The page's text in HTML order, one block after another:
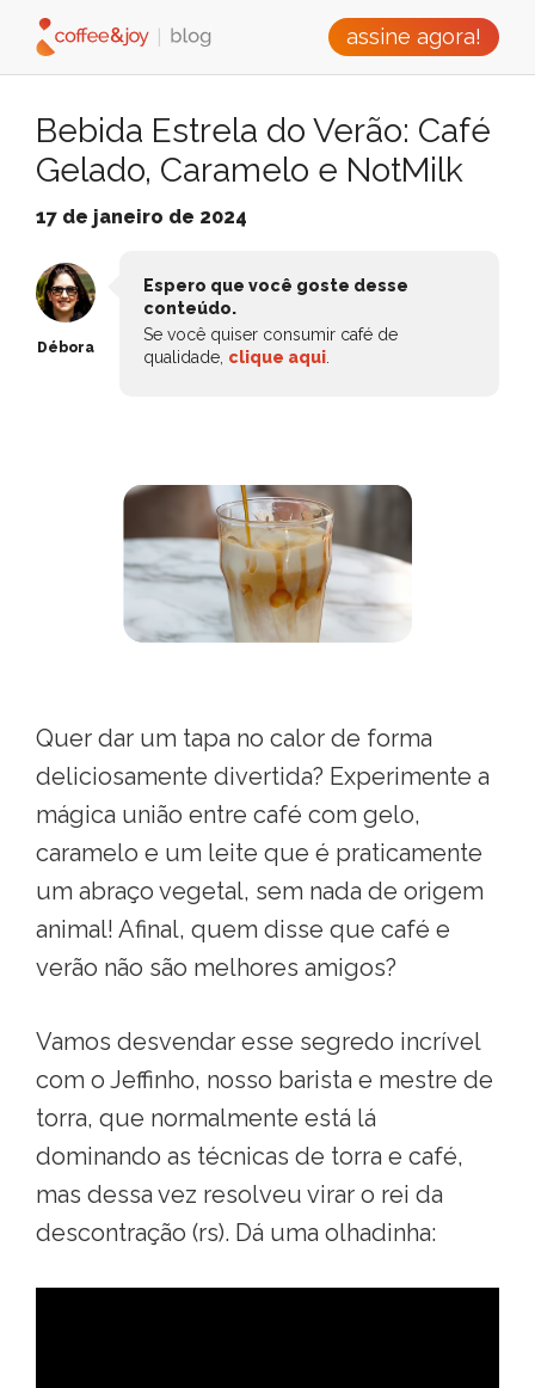
assine agora!
Bebida Estrela do Verão: Café
Gelado, Caramelo e NotMilk
17 de janeiro de 2024
Débora
Espero que você goste desse
conteúdo.
Se você quiser consumir café de
qualidade, clique aqui
Quer dar um tapa no calor de forma
deliciosamente divertida? Experimente a
mágica união entre café com gelo,
caramelo e um leite que é praticamente
um abraço vegetal, sem nada de origem
animal! Afinal, quem disse que café e
verão não são melhores amigos?
Vamos desvendar esse segredo incrível
com o Jeffinho, nosso barista e mestre de
torra, que normalmente está lá
dominando as técnicas de torra e café,
mas dessa vez resolveu virar o rei da
descontração (rs). Dá uma olhadinha: